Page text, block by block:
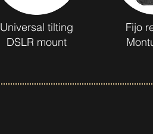
Universal tilting
DSLR mount
Fijo